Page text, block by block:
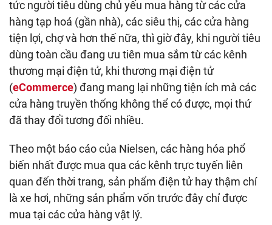
tức người tiêu dùng chủ yếu mua hàng từ các cửa
hàng tạp hoá (gần nhà), các siêu thị, các cửa hàng
tiện lợi, chợ và hơn thế nữa, thì giờ đây, khi người tiêu
dùng toàn cầu đang ưu tiên mua sắm từ các kênh
thương mại điện tử, khi thương mại điện tử
(eCommerce) đang mang lại những tiện ích mà các
cửa hàng truyền thống không thể có được, mọi thứ
đã thay đổi tương đối nhiều.
Theo một báo cáo của Nielsen, các hàng hóa phổ
biến nhất được mua qua các kênh trực tuyến liên
quan đến thời trang, sản phẩm điện tử hay thậm chí
là xe hơi, những sản phẩm vốn trước đây chỉ được
mua tại các cửa hàng vật lý.